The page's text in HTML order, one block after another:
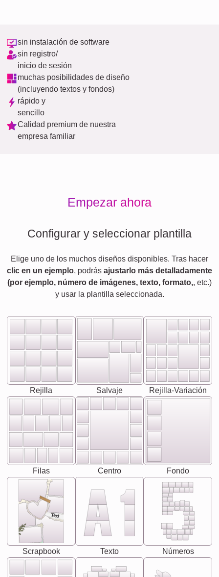
sin instalación de software
sin registro/
inicio de sesión
muchas posibilidades de diseño
(incluyendo textos y fondos)
rápido y
sencillo
Calidad premium de nuestra
empresa familiar
Empezar ahora
Configurar y seleccionar plantilla
Elige uno de los muchos diseños disponibles. Tras hacer
clic en un ejemplo, podrás ajustarlo más detalladamente
(por ejemplo, número de imágenes, texto, formato,, etc.)
y usar la plantilla seleccionada.
Rejilla Salvaje Rejilla-Variación
Filas Centro Fondo
Text
Scrapbook Texto Números